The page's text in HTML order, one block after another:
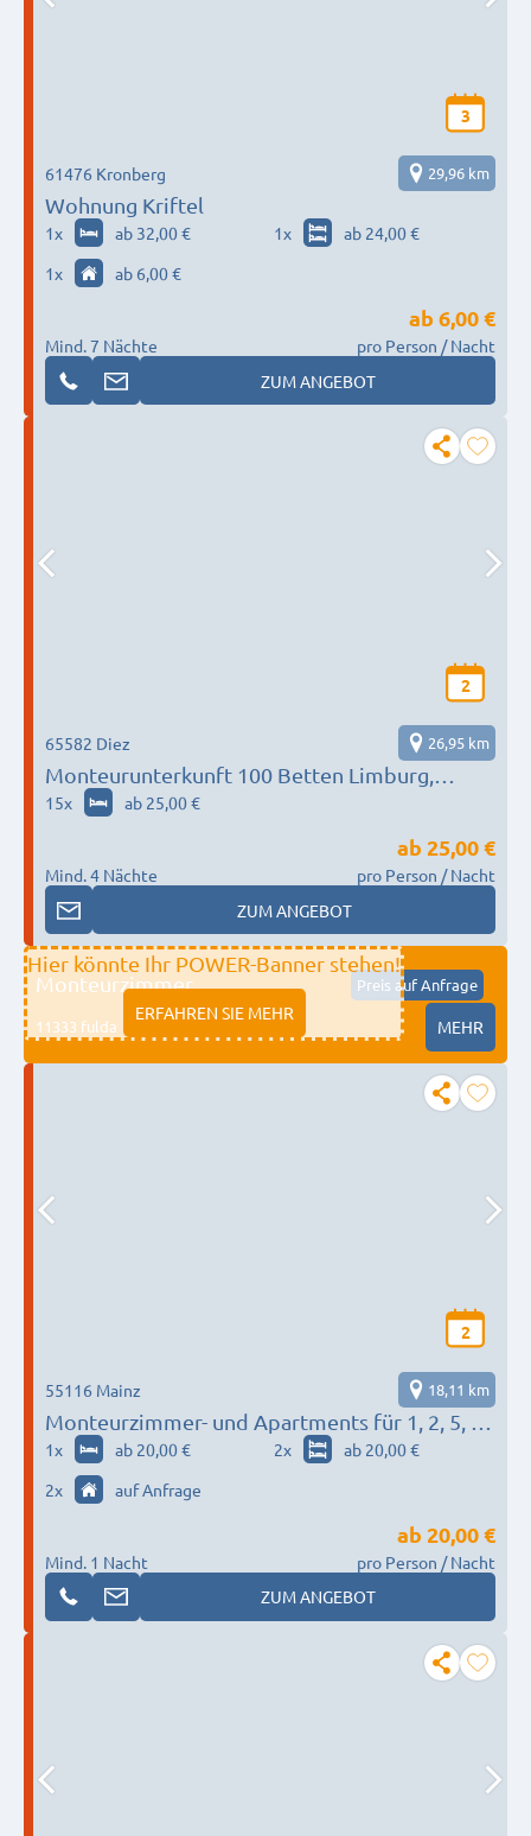
3
Wohnung Kriftel
61476 Kronberg 29,96 km
1x ab 32,00 € 1x
ab 24,00 €
1x ab 6,00 €
Mind. 7 Nächte
ab 6,00 €
pro Person / Nacht
ZUM ANGEBOT
2
Monteurunterkunft 100 Betten Limburg,
Weilburg, Bad Schwalbach, Hadamar, Elbtal
65582 Diez 26,95 km
15x ab 25,00 €
Mind. 4 Nächte
ab 25,00 €
pro Person / Nacht
ZUM ANGEBOT
Hier könnte Ihr POWER-Banner stehen!
ERFAHREN SIE MEHR
Monteurzimmer Preis auf Anfrage
11333 fulda MEHR
2
Monteurzimmer- und Apartments für 1, 2, 5, 7
Pers. in Mainz & Wiesbaden - max. 24 Pers.
55116 Mainz 18,11 km
1x ab 20,00 € 2x
ab 20,00 €
2x auf Anfrage
Mind. 1 Nacht
ab 20,00 €
pro Person / Nacht
ZUM ANGEBOT